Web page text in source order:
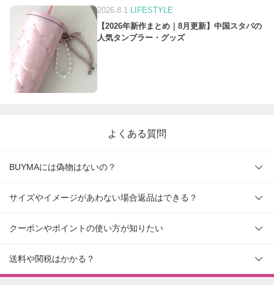
2026.8.1
LIFESTYLE
【2026年新作まとめ｜8月更新】中国スタバの
人気タンブラー・グッズ
よくある質問
BUYMAには偽物はないの？
サイズやイメージがあわない場合返品はできる？
クーポンやポイントの使い方が知りたい
送料や関税はかかる？